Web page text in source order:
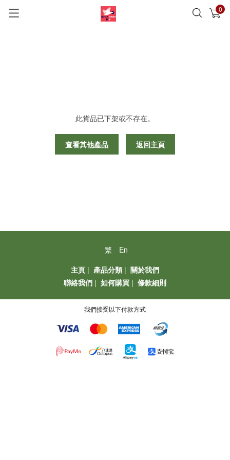
0
已加入購物車 查看
此貨品已下架或不存在。
查看其他產品 返回主頁
繁
En
主頁 | 產品分類 | 關於我們
聯絡我們 | 如何購買 | 條款細則
我們接受以下付款方式